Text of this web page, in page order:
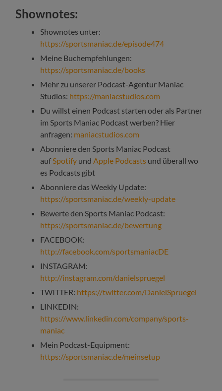
Shownotes:
Shownotes unter:
https://sportsmaniac.de/episode474
Meine Buchempfehlungen:
https://sportsmaniac.de/books
Mehr zu unserer Podcast-Agentur Maniac
Studios: https://maniacstudios.com
Du willst einen Podcast starten oder als Partner
im Sports Maniac Podcast werben? Hier
anfragen: maniacstudios.com
Abonniere den Sports Maniac Podcast
aufSpotify undApple Podcasts und überall wo
es Podcasts gibt
Abonniere das Weekly Update:
https://sportsmaniac.de/weekly-update
Bewerte den Sports Maniac Podcast:
https://sportsmaniac.de/bewertung
FACEBOOK:
http://facebook.com/sportsmaniacDE
INSTAGRAM:
http://instagram.com/danielspruegel
TWITTER: https://twitter.com/DanielSpruegel
LINKEDIN:
https://www.linkedin.com/company/sports-
maniac
Mein Podcast-Equipment:
https://sportsmaniac.de/meinsetup